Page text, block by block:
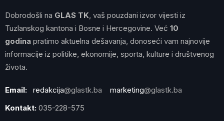
Dobrodošli na GLAS TK , vaš pouzdani izvor vijesti iz
Tuzlanskog kantona i Bosne i Hercegovine. Već 10
godina pratimo aktuelna dešavanja, donoseći vam najnovije
informacije iz politike, ekonomije, sporta, kulture i društvenog
života.
Email: redakcija@glastk.ba marketing@glastk.ba
Kontakt: 035-228-575